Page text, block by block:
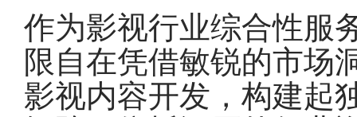
作为影视行业综合性服
限自在凭借敏锐的市场
影视内容开发，构建起